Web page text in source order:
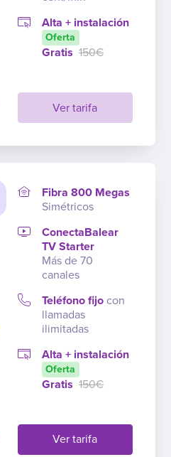
Ver tarifa
Alta + instalación
Oferta
Gratis 150€
Ver tarifa
Fibra 800 Megas
Simétricos
ConectaBalear
TV Starter
Más de 70
canales
Teléfono fijo con
llamadas
ilimitadas
Alta + instalación
Oferta
Gratis 150€